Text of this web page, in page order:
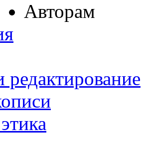
Авторам
редактирование